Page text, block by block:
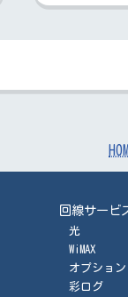
回線サービ
光
WiMAX
オプション
彩ログ